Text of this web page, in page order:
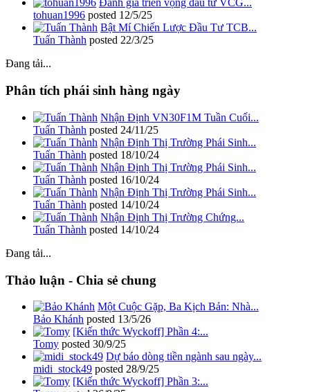
Đánh giá triển vọng đầu tư VCG...
tohuan1996 posted 12/5/25
Bật Mí Chiến Lược Đầu Tư TCB...
Tuấn Thành posted 22/3/25
Đang tải...
Phân tích phái sinh hàng ngày
Nhận Định VN30F1M Tuần Cuối...
Tuấn Thành posted 24/11/25
Nhận Định Thị Trường Phái Sinh...
Tuấn Thành posted 18/10/24
Nhận Định Thị Trường Phái Sinh...
Tuấn Thành posted 16/10/24
Nhận Định Thị Trường Phái Sinh...
Tuấn Thành posted 14/10/24
Nhận Định Thị Trường Chứng...
Tuấn Thành posted 14/10/24
Đang tải...
Thảo luận - Chia sẻ chung
Một Cuộc Gặp, Ba Kịch Bản: Nhà...
Bảo Khánh posted 13/5/26
[Kiến thức Wyckoff] Phần 4:...
Tomy posted 30/9/25
Dự báo dòng tiền ngành sau ngày...
midi_stock49 posted 28/9/25
[Kiến thức Wyckoff] Phần 3:...